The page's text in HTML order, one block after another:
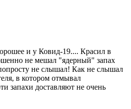
и у Ковид-19.... Красил в
не мешал "ядерный" запах
не слышал! Как не слышал
в котором отмывал
запахи доставляют не очень